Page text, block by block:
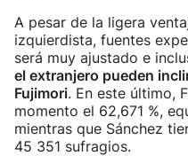
A pesar de la ligera
izquierdista, fuentes
será muy ajustado e
el extranjero pueden
Fujimori. En este último,
momento el 62,671 %,
mientras que Sánchez
45 351 sufragios.